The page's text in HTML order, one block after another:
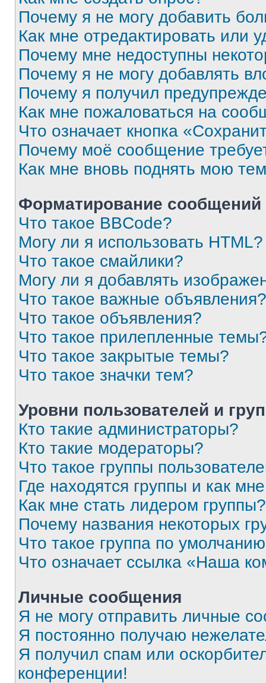
Почему я не могу добавить
Как мне отредактировать или
Почему мне недоступны
Почему я не могу добавлять
Почему я получил
Как мне пожаловаться на
Что означает кнопка
Почему моё сообщение
Как мне вновь поднять мою
Форматирование
Что такое BBCode?
Могу ли я использовать HTML?
Что такое смайлики?
Могу ли я добавлять
Что такое важные объявления?
Что такое объявления?
Что такое прилепленные
Что такое закрытые темы?
Что такое значки тем?
Уровни пользователей и
Кто такие администраторы?
Кто такие модераторы?
Что такое группы
Где находятся группы и как
Как мне стать лидером группы?
Почему названия некоторых
Что такое группа по
Что означает ссылка «Наша
Личные сообщения
Я не могу отправить личные
Я постоянно получаю
Я получил спам или
конференции!